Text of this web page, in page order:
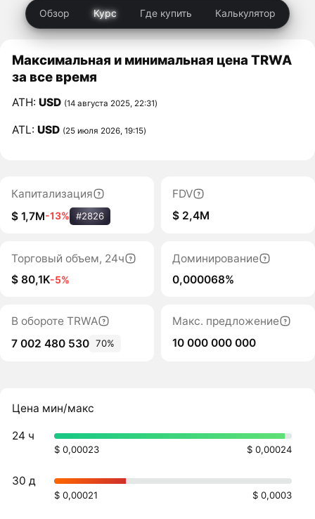
Обзор Курс Где купить Калькулятор
Максимальная и минимальная цена TRWA
за все время
ATH:USD (14 августа 2025, 22:31)
ATL:USD (25 июля 2026, 19:15)
Капитализация
$ 1,7M-13% #2826
FDV
$ 2,4M
Торговый объем, 24ч
$ 80,1K-5%
Доминирование
0,000068%
В обороте TRWA
7 002 480 530 70%
Макс. предложение
10 000 000 000
Цена мин/макс
24 ч
$ 0,00023 $ 0,00024
30 д
$ 0,00021 $ 0,0003